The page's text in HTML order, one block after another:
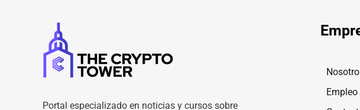
Portal especializado en noticias y cursos sobre
Empleo